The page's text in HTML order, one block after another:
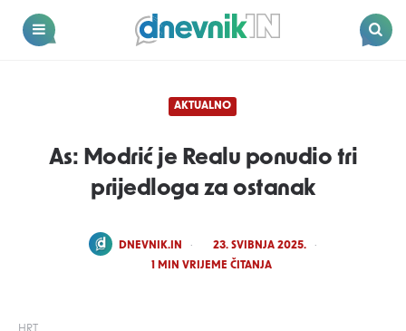
Dnevnik.in
AKTUALNO
As: Modrić je Realu ponudio tri
prijedloga za ostanak
POSTED
DNEVNIK.IN
23. SVIBNJA 2025.
1 MIN VRIJEME ČITANJA